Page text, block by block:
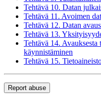
Tehtävä 10. Datan
Tehtävä 11. Avoimen
Tehtävä 12. Datan
Tehtävä 13.
Tehtävä 14.
käynnistäminen
Tehtävä 15.
Report abuse